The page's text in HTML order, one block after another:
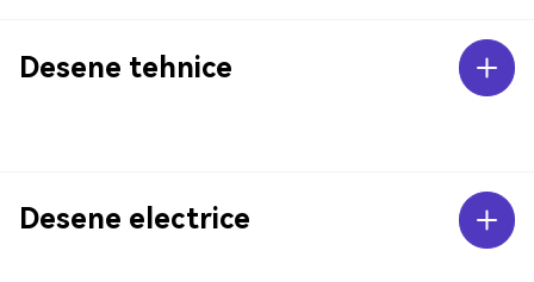
Desene tehnice
Desene electrice